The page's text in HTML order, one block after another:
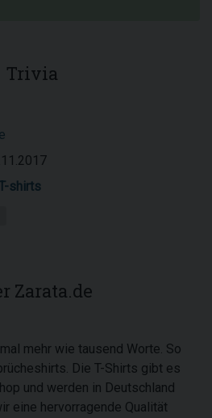
Trivia
shirts
Zarata.de
mehr wie tausend Worte. So
Die T-Shirts gibt es
und werden in Deutschland
eine hervorragende Qualität